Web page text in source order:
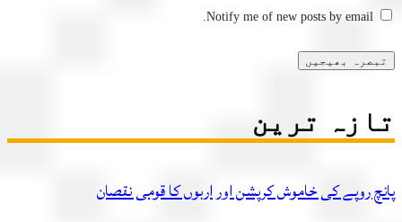
Notify me of new posts by email.
ترین
روپے کی خاموش کرپشن اور اربوں کا قومی نقصان